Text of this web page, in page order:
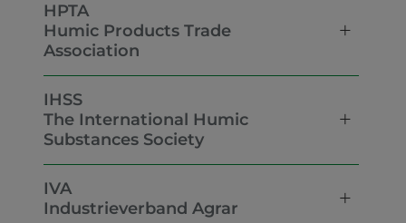
HPTA
Humic Products Trade
Association
IHSS
The International Humic
Substances Society
IVA
Industrieverband Agrar